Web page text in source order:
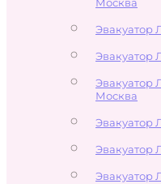
Эвакуатор
Эвакуатор
Эвакуатор
Москва
Эвакуатор
Эвакуатор
Эвакуатор